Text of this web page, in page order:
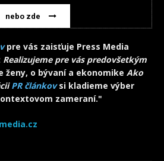
nebo zde
pre vás zaisťuje Press Media
Realizujeme pre vás predovšetkým
ženy, o bývaní a ekonomike Ako
PR článkovsi kladieme výber
zameraní."